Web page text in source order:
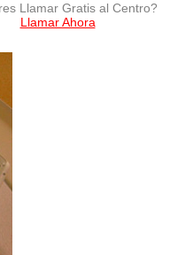
Llamar Gratis al Centro?
Llamar Ahora